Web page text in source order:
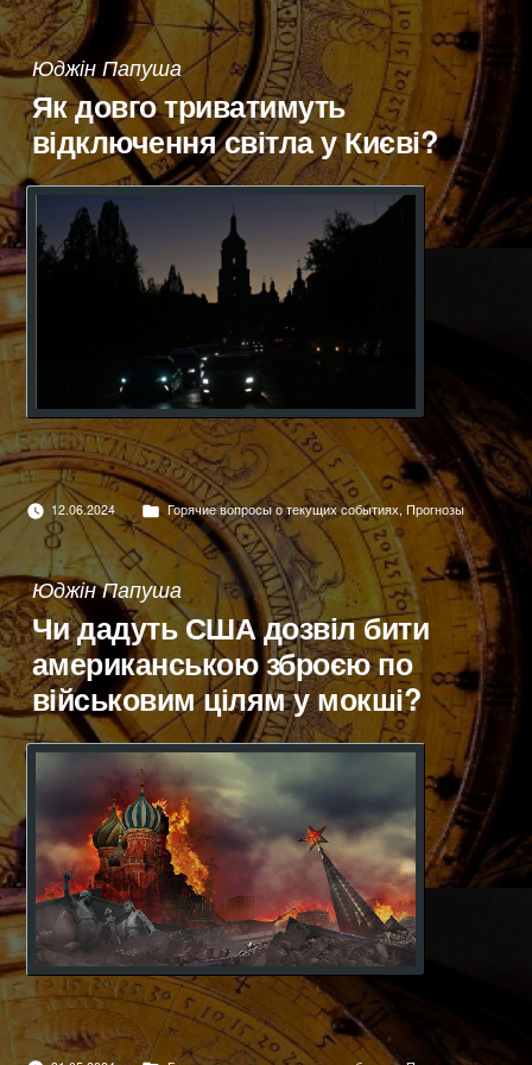
Юджін Папуша
Як довго триватимуть
відключення світла у Києві?
12.06.2024
Опубліковано
в
Горячие вопросы о текущих событиях, Прогнозы
Юджін Папуша
Чи дадуть США дозвіл бити
американською зброєю по
військовим цілям у мокші?